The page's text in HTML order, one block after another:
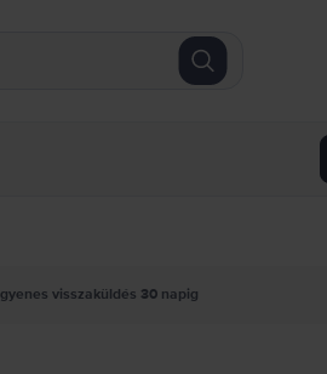
visszaküldés 30 napig